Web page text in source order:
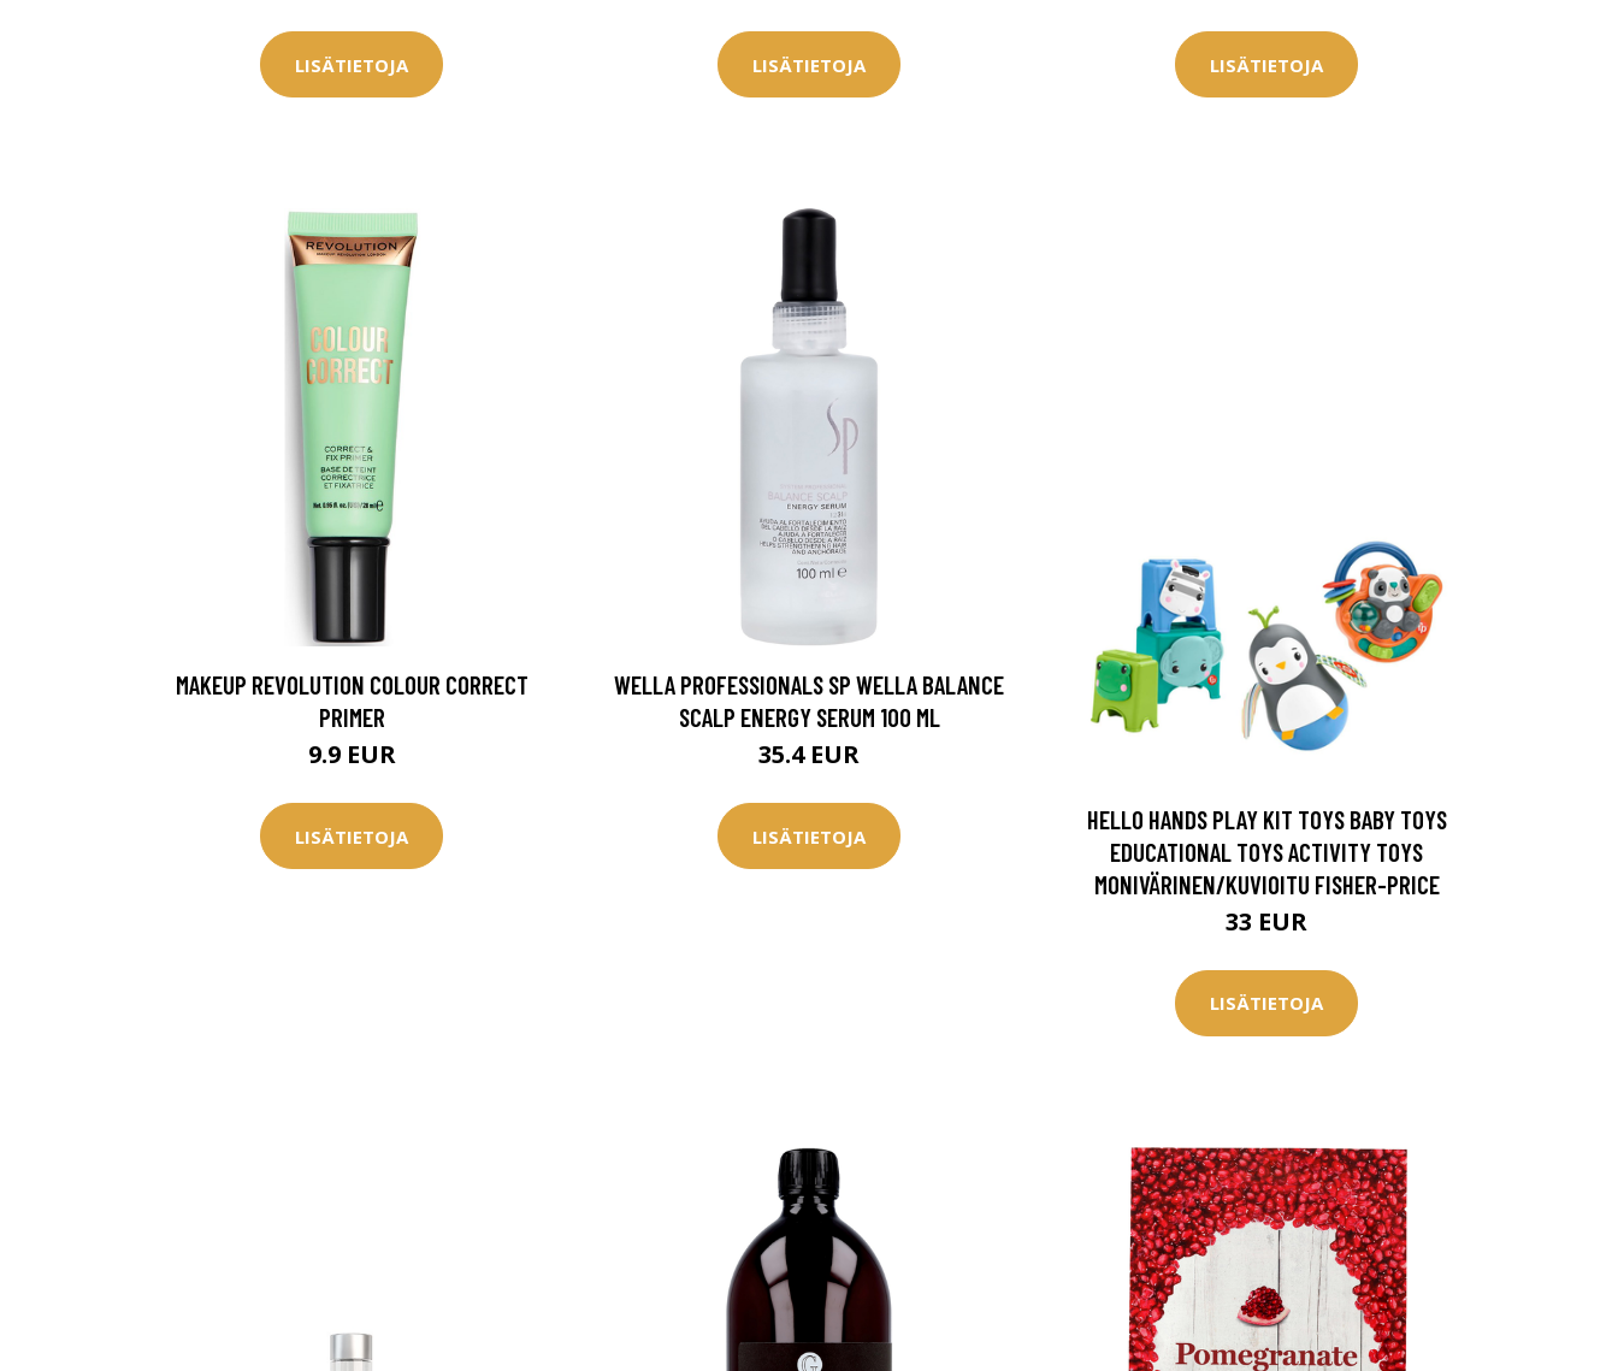
LISÄTIETOJA LISÄTIETOJA LISÄTIETOJA
MAKEUP REVOLUTION COLOUR CORRECT
PRIMER
9.9 EUR
LISÄTIETOJA
WELLA PROFESSIONALS SP WELLA BALANCE
SCALP ENERGY SERUM 100 ML
35.4 EUR
LISÄTIETOJA
HELLO HANDS PLAY KIT TOYS BABY TOYS
EDUCATIONAL TOYS ACTIVITY TOYS
MONIVÄRINEN/KUVIOITU FISHER-PRICE
33 EUR
LISÄTIETOJA